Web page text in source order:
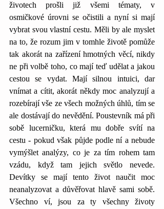
životech prošli již všemi tématy, v
osmičkové úrovni se očistili a nyní si mají
vybrat svou vlastní cestu. Měli by ale myslet
na to, že rozum jim v tomhle životě pomůže
tak akorát na zařízení hmotných věcí, nikdy
ne při volbě toho, co mají teď udělat a jakou
cestou se vydat. Mají silnou intuici, dar
vnímat a cítit, akorát někdy moc analyzují a
rozebírají vše ze všech možných úhlů, tím se
ale dostávají do nevědění. Poustevník má při
sobě lucerničku, která mu dobře svítí na
cestu - pokud však půjde podle ní a nebude
vymýšlet analýzy, co je za tím rohem tam
vzádu, když tam jejich světlo nevede.
Devítky se mají tento život naučit moc
neanalyzovat a důvěřovat hlavě sami sobě.
Všechno ví, jsou za ty všechny životy